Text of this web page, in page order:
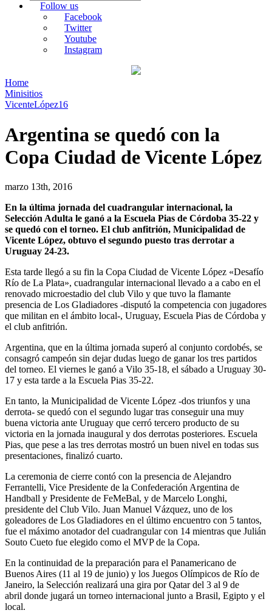
Follow us
Facebook
Twitter
Youtube
Instagram
Home
Minisitios
VicenteLópez16
Argentina se quedó con la
Copa Ciudad de Vicente López
marzo 13th, 2016
En la última jornada del cuadrangular internacional, la
Selección Adulta le ganó a la Escuela Pias de Córdoba 35-22 y
se quedó con el torneo. El club anfitrión, Municipalidad de
Vicente López, obtuvo el segundo puesto tras derrotar a
Uruguay 24-23.
Esta tarde llegó a su fin la Copa Ciudad de Vicente López «Desafío
Río de La Plata», cuadrangular internacional llevado a a cabo en el
renovado microestadio del club Vilo y que tuvo la flamante
presencia de Los Gladiadores -disputó la competencia con jugadores
que militan en el ámbito local-, Uruguay, Escuela Pias de Córdoba y
el club anfitrión.
Argentina, que en la última jornada superó al conjunto cordobés, se
consagró campeón sin dejar dudas luego de ganar los tres partidos
del torneo. El viernes le ganó a Vilo 35-18, el sábado a Uruguay 30-
17 y esta tarde a la Escuela Pias 35-22.
En tanto, la Municipalidad de Vicente López -dos triunfos y una
derrota- se quedó con el segundo lugar tras conseguir una muy
buena victoria ante Uruguay que cerró tercero producto de su
victoria en la jornada inaugural y dos derrotas posteriores. Escuela
Pias, que pese a las tres derrotas mostró un buen nivel en todas sus
presentaciones, finalizó cuarto.
La ceremonia de cierre contó con la presencia de Alejandro
Ferrantelli, Vice Presidente de la Confederación Argentina de
Handball y Presidente de FeMeBal, y de Marcelo Longhi,
presidente del Club Vilo. Juan Manuel Vázquez, uno de los
goleadores de Los Gladiadores en el último encuentro con 5 tantos,
fue el máximo anotador del cuadrangular con 14 mientras que Julián
Souto Cueto fue elegido como el MVP de la Copa.
En la continuidad de la preparación para el Panamericano de
Buenos Aires (11 al 19 de junio) y los Juegos Olímpicos de Río de
Janeiro, la Selección realizará una gira por Qatar del 3 al 9 de
abril donde jugará un torneo internacional junto a Brasil, Egipto y el
local.